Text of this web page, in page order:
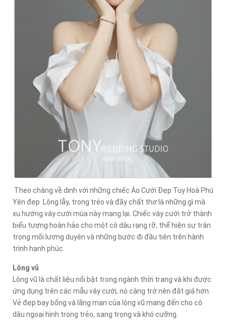
Theo chàng về dinh với những chiếc Áo Cưới Đẹp Tuy Hoà Phú
Yên đẹp Lộng lẫy, trong trẻo và đầy chất thơ là những gì mà
xu hướng váy cưới mùa này mang lại. Chiếc váy cưới trở thành
biểu tượng hoàn hảo cho một cô dâu rạng rỡ, thể hiện sự trân
trọng mối lương duyên và những bước đi đầu tiên trên hành
trình hạnh phúc.
Lông vũ
Lông vũ là chất liệu nổi bật trong ngành thời trang và khi được
ứng dụng trên các mẫu váy cưới, nó càng trở nên đắt giá hơn.
Vẻ đẹp bay bổng và lãng mạn của lông vũ mang đến cho cô
dâu ngoại hình trong trẻo, sang trọng và khó cưỡng.